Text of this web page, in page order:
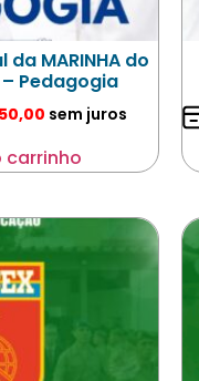
MARINHA do
Pedagogia
50,00 sem juros
carrinho